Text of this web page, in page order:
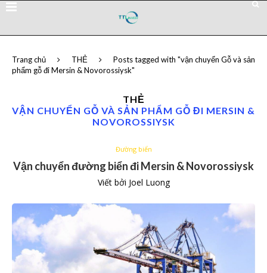
Trang chủ THẺ
Posts tagged with "vận chuyển Gỗ và sản
phẩm gỗ đi Mersin & Novorossiysk"
THẺ
VẬN CHUYỂN GỖ VÀ SẢN PHẨM GỖ ĐI MERSIN &
NOVOROSSIYSK
Đường biển
Vận chuyển đường biển đi Mersin & Novorossiysk
Viết bởi Joel Luong